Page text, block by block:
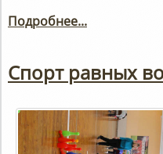
Подробнее...
Спорт равных